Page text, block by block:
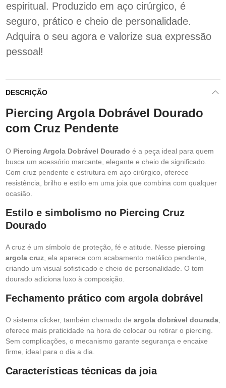
espiritual. Produzido em aço cirúrgico, é
seguro, prático e cheio de personalidade.
Adquira o seu agora e valorize sua expressão
pessoal!
DESCRIÇÃO
Piercing Argola Dobrável Dourado
com Cruz Pendente
O Piercing Argola Dobrável Dourado é a peça ideal para quem
busca um acessório marcante, elegante e cheio de significado.
Com cruz pendente e estrutura em aço cirúrgico, oferece
resistência, brilho e estilo em uma joia que combina com qualquer
ocasião.
Estilo e simbolismo no Piercing Cruz
Dourado
A cruz é um símbolo de proteção, fé e atitude. Nesse piercing
argola cruz , ela aparece com acabamento metálico pendente,
criando um visual sofisticado e cheio de personalidade. O tom
dourado adiciona luxo à composição.
Fechamento prático com argola dobrável
O sistema clicker, também chamado de argola dobrável dourada
oferece mais praticidade na hora de colocar ou retirar o piercing.
Sem complicações, o mecanismo garante segurança e encaixe
firme, ideal para o dia a dia.
Características técnicas da joia